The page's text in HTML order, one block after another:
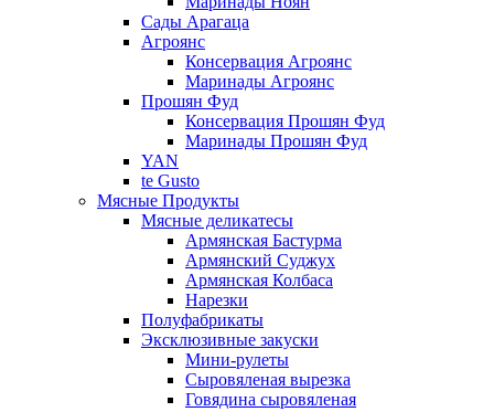
Сады Арагаца
Агроянс
Консервация Агроянс
Маринады Агроянс
Прошян Фуд
Консервация Прошян Фуд
Маринады Прошян Фуд
YAN
te Gusto
Мясные Продукты
Мясные деликатесы
Армянская Бастурма
Армянский Суджух
Армянская Колбаса
Нарезки
Полуфабрикаты
Эксклюзивные закуски
Мини-рулеты
Сыровяленая вырезка
Говядина сыровяленая